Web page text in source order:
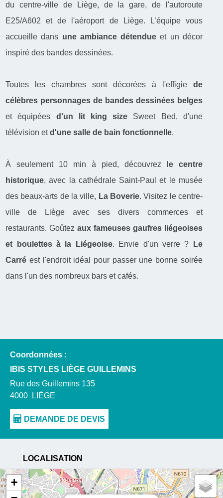
du centre-ville de Liège, de la gare, de l'autoroute
E25/A602 et de l'aéroport de Liège. L’équipe vous
accueille dans une ambiance détendue et un décor
inspiré des bandes dessinées.
Toutes les chambres sont décorées à l'effigie de
célèbres personnages de bandes dessinées belges
et équipées d'un lit king size Sweet Bed, d'une
télévision etd'une salle de bain fonctionnelle.
À seulement 10 min à pied, découvrez l e centre
historique, avec la cathédrale Saint-Paul et le musée
des beaux-arts de la ville, La Boverie. Visitez le centre-
ville de Liège avec ses divers commerces et
restaurants. Goûtezaux fameuses gaufres liégeoises
et boulettes à la Liégeoise. Envie d'un verre ?
Le
Carré est l'endroit idéal pour passer une bonne soirée
dans l'un des nombreux bars et cafés.
Coordonnées :
IBIS STYLES LIÈGE GUILLEMINS
Rue des Guillemins 135
4000
LIÈGE
LOCALISATION
+